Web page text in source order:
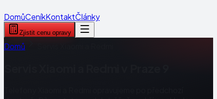
DomůCeníkKontaktČlánky
Zjistit cenu opravy
Domů